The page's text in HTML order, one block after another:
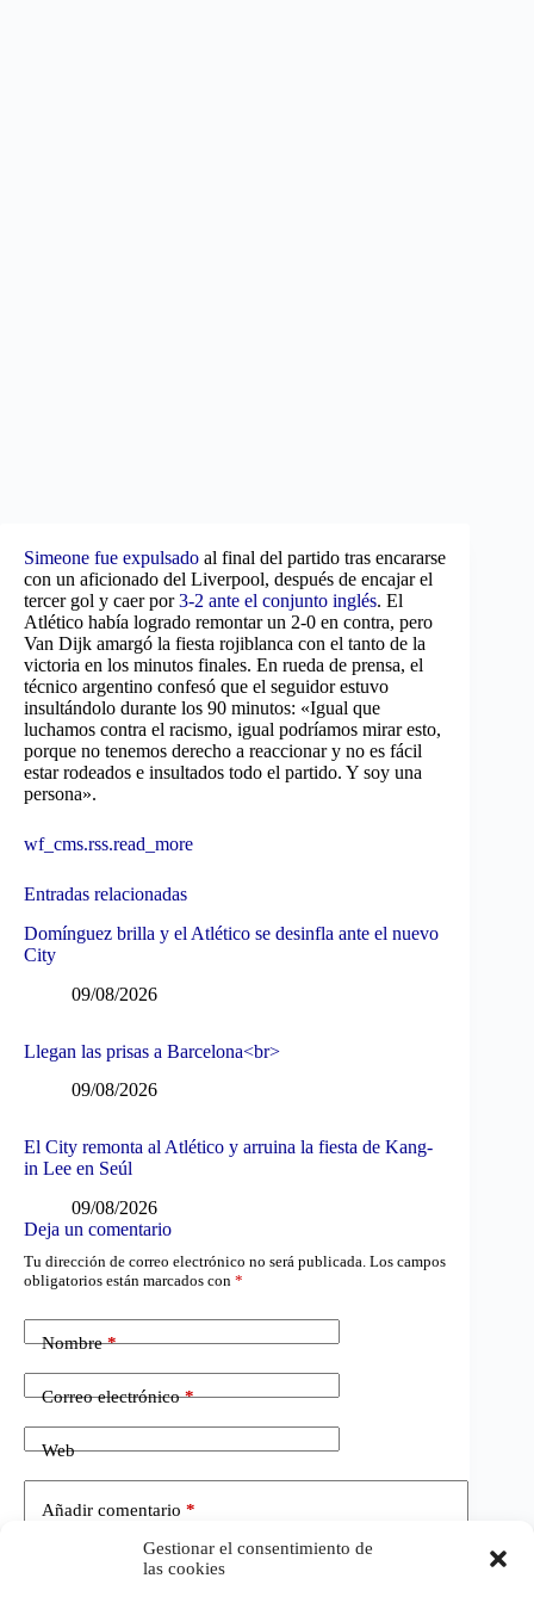
Gestionar el consentimiento de
las cookies
Simeone fue expulsado al final del partido tras encararse
con un aficionado del Liverpool, después de encajar el
tercer gol y caer por3-2 ante el conjunto inglés. El
Atlético había logrado remontar un 2-0 en contra, pero
Van Dijk amargó la fiesta rojiblanca con el tanto de la
victoria en los minutos finales. En rueda de prensa, el
técnico argentino confesó que el seguidor estuvo
insultándolo durante los 90 minutos: «Igual que
luchamos contra el racismo, igual podríamos mirar esto,
porque no tenemos derecho a reaccionar y no es fácil
estar rodeados e insultados todo el partido. Y soy una
persona».
wf_cms.rss.read_more
Entradas relacionadas
Domínguez brilla y el Atlético se desinfla ante el nuevo
City
09/08/2026
Llegan las prisas a Barcelona<br>
09/08/2026
El City remonta al Atlético y arruina la fiesta de Kang-
in Lee en Seúl
09/08/2026
Deja un comentario
Tu dirección de correo electrónico no será publicada. Los campos
obligatorios están marcados con *
Nombre*
Correo electrónico*
Web
Añadir comentario *